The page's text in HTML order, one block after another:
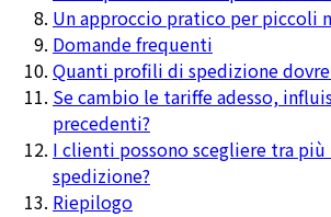
Un approccio pratico per piccoli
Domande frequenti
Quanti profili di spedizione
Se cambio le tariffe adesso,
precedenti?
I clienti possono scegliere tra
spedizione?
Riepilogo